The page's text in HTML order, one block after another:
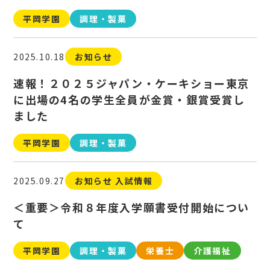
平岡学園 調理・製菓
2025.10.18 お知らせ
速報！２０２５ジャパン・ケーキショー東京
に出場の4名の学生全員が金賞・銀賞受賞し
ました
平岡学園 調理・製菓
2025.09.27 お知らせ 入試情報
＜重要＞令和８年度入学願書受付開始につい
て
平岡学園 調理・製菓 栄養士 介護福祉